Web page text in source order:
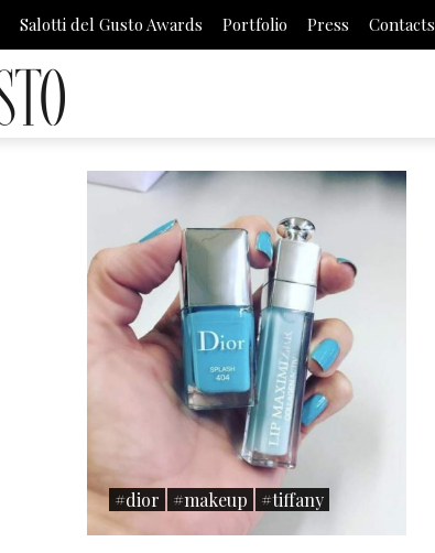
Salotti del Gusto Awards Portfolio Press Contacts
#dior #makeup #tiffany